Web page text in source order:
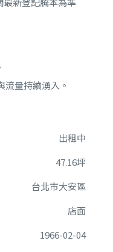
量持續湧入。
出租中
47.16坪
台北市大安區
店面
1966-02-04